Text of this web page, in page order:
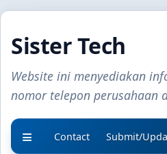
Sister Tech
Website ini menyediakan
nomor telepon perusahaan
Contact Submit/